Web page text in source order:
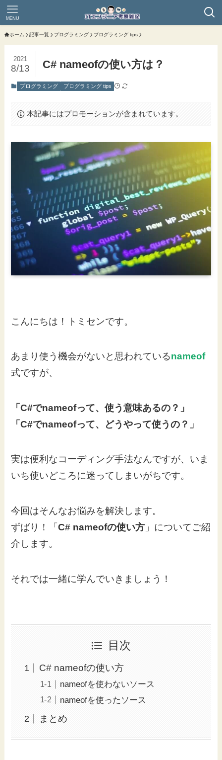
MENU
ホーム 記事一覧 プログラミング プログラミング tips
C# nameofの使い方は？
2021
8/13
プログラミング プログラミング tips
本記事にはプロモーションが含まれています。
こんにちは！トミセンです。
あまり使う機会がないと思われているnameof
式ですが、
「C#でnameofって、使う意味あるの？」
「C#でnameofって、どうやって使うの？」
実は便利なコーディング手法なんですが、いま
いち使いどころに迷ってしまいがちです。
今回はそんなお悩みを解決します。
ずばり！「C# nameofの使い方 」についてご紹
介します。
それでは一緒に学んでいきましょう！
目次
C# nameofの使い方
nameofを使わないソース
nameofを使ったソース
まとめ